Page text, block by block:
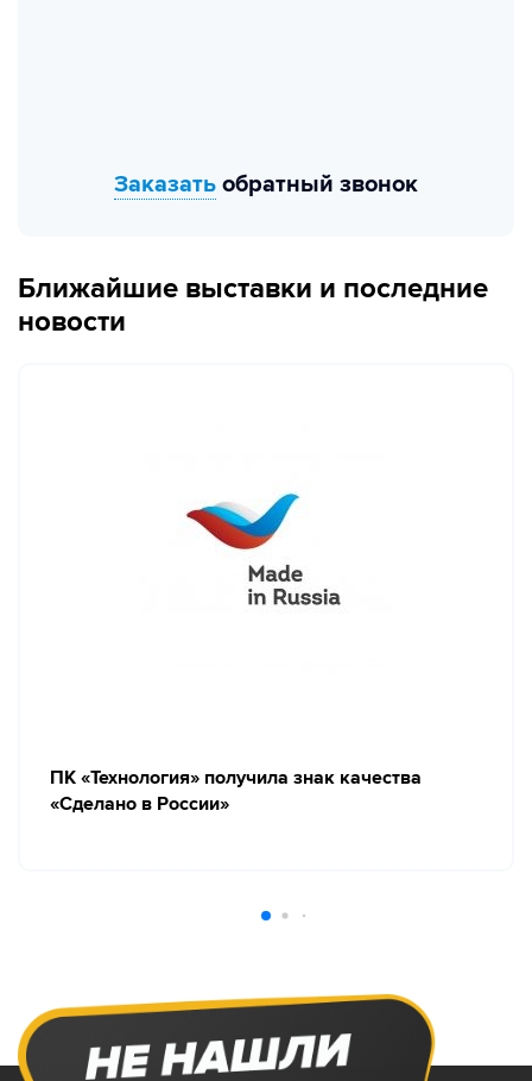
Заказать обратный звонок
Ближайшие выставки и последние
новости
ПК «Технология» получила знак качества
«Сделано в России»